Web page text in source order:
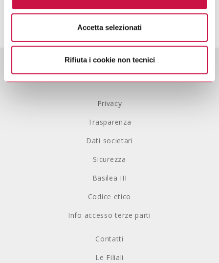
richiamata.
Se vuole saperne di più consultil’informativa sulla
privacy.
Accetta selezionati
Rifiuta i cookie non tecnici
Privacy
Trasparenza
Dati societari
Sicurezza
Basilea III
Codice etico
Info accesso terze parti
Contatti
Le Filiali